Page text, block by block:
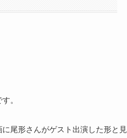
。
尾形さんがゲスト出演した形と見